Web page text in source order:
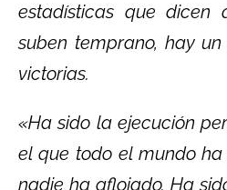
estadísticas que dicen
suben temprano, hay
victorias.
«Ha sido la ejecución
el que todo el mundo
nadie ha aflojado. Ha